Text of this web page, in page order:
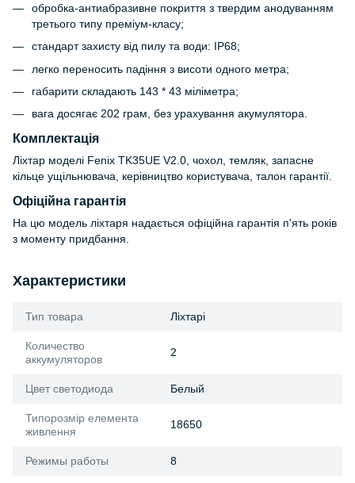
обробка-антиабразивне покриття з твердим анодуванням
третього типу преміум-класу;
стандарт захисту від пилу та води: IP68;
легко переносить падіння з висоти одного метра;
габарити складають 143 * 43 міліметра;
вага досягає 202 грам, без урахування акумулятора.
Комплектація
Ліхтар моделі Fenix TK35UE V2.0, чохол, темляк, запасне
кільце ущільнювача, керівництво користувача, талон гарантії.
Офіційна гарантія
На цю модель ліхтаря надається офіційна гарантія п'ять років
з моменту придбання.
Характеристики
Тип товара Ліхтарі
Количество
аккумуляторов
2
Цвет светодиода Белый
Типорозмір елемента
живлення
18650
Режимы работы 8